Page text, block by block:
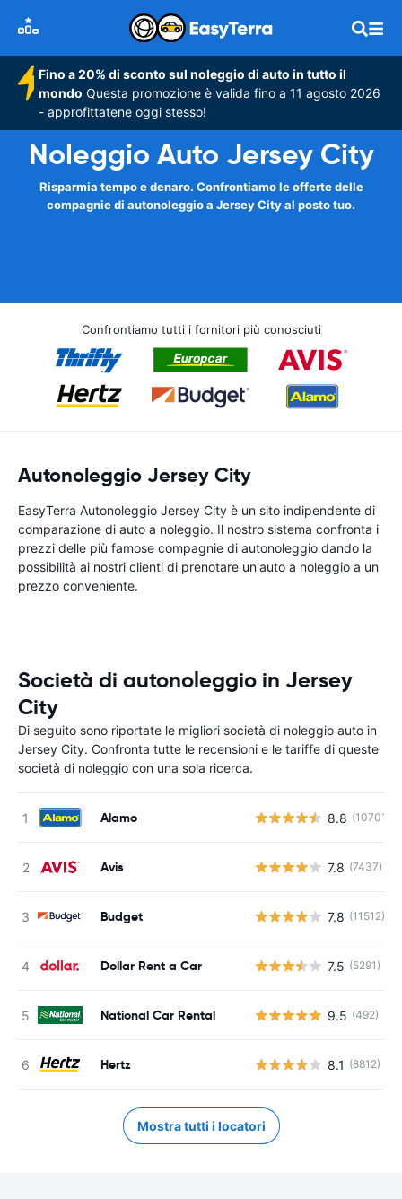
Fino a 20% di sconto sul noleggio di auto in tutto il
mondo Questa promozione è valida fino a 11 agosto 2026
- approfittatene oggi stesso!
Noleggio Auto Jersey City
Risparmia tempo e denaro. Confrontiamo le offerte delle
compagnie di autonoleggio a Jersey City al posto tuo.
Confrontiamo tutti i fornitori più conosciuti
Autonoleggio Jersey City
EasyTerra Autonoleggio Jersey City è un sito indipendente di
comparazione di auto a noleggio. Il nostro sistema confronta i
prezzi delle più famose compagnie di autonoleggio dando la
possibilità ai nostri clienti di prenotare un'auto a noleggio a un
prezzo conveniente.
Società di autonoleggio in Jersey
City
Di seguito sono riportate le migliori società di noleggio auto in
Jersey City. Confronta tutte le recensioni e le tariffe di queste
società di noleggio con una sola ricerca.
Alamo 8.8 (10701)
Avis 7.8 (7437)
Budget 7.8 (11512)
Dollar Rent a Car 7.5 (5291)
National Car Rental 9.5 (492)
Hertz 8.1 (8812)
Mostra tutti i locatori